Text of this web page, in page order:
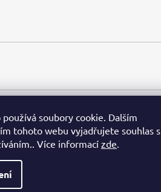
soubory cookie. Dalším
tohoto webu vyjadřujete souhlas s
Více informacízde.